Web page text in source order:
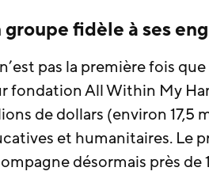
groupe fidèle à ses
pas la première fois
fondation All Within My
de dollars (environ 17,5
et humanitaires. Le
désormais près